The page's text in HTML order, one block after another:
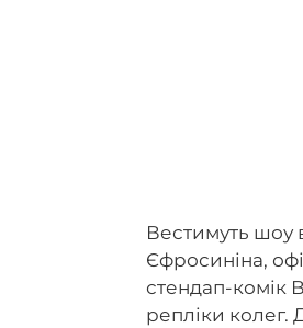
Вестимуть шоу
Єфросиніна,
стендап-комік
репліки колег.